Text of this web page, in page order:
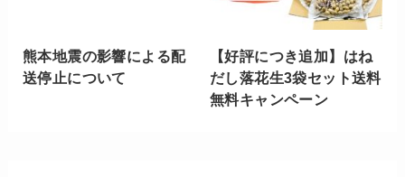
熊本地震の影響による配
送停止について
【好評につき追加】はね
だし落花生3袋セット送料
無料キャンペーン